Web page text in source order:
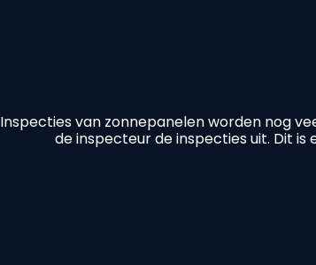
Inspecties van zonnepanelen worden nog
de inspecteur de inspecties uit. Dit